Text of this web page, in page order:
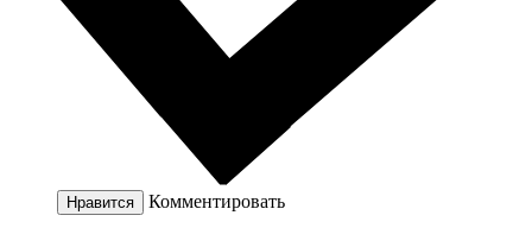
Нравится Комментировать